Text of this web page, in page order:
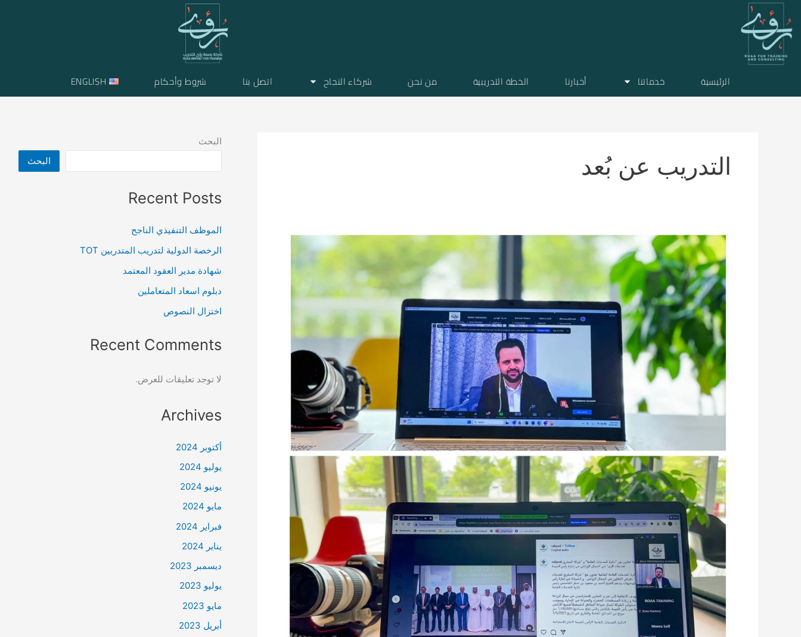
تخطي
إلى
المحتوى
الرئيسية خدماتنا أخبارنا الخطة التدريبية من نحن شركاء النجاح اتصل بنا شروط وأحكام ENGLISH
التدريب عن بُعد
تحرير
وصياغة
الأخبار
الصحفية
البحث
البحث
Recent Posts
الموظف التنفيذي الناجح
الرخصة الدولية لتدريب المتدربين TOT
شهادة مدير العقود المعتمد
دبلوم اسعاد المتعاملين
اختزال النصوص
Recent Comments
لا توجد تعليقات للعرض.
Archives
أكتوبر 2024
يوليو 2024
يونيو 2024
مايو 2024
فبراير 2024
يناير 2024
ديسمبر 2023
يوليو 2023
مايو 2023
أبريل 2023